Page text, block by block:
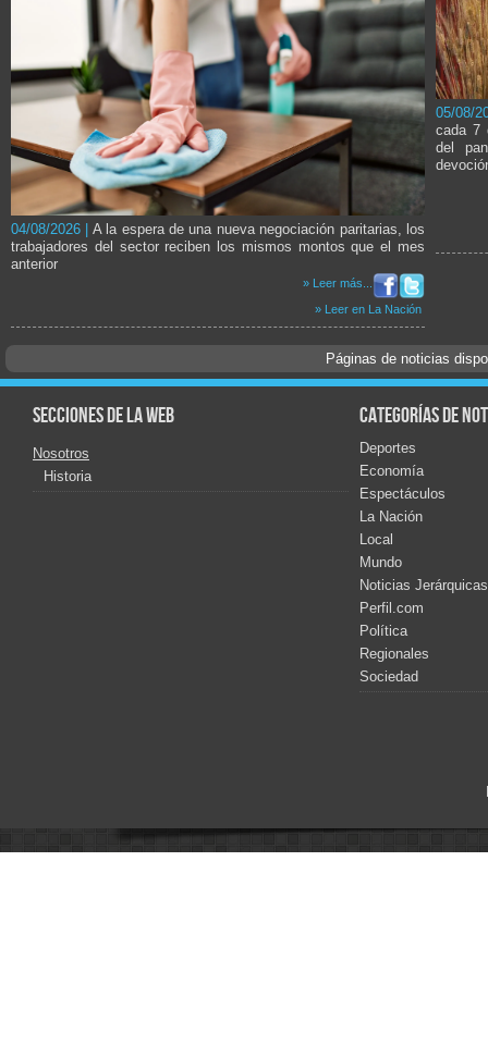
04/08/2026 | A la espera de una nueva negociación paritarias, los
trabajadores del sector reciben los mismos montos que el mes
anterior
» Leer más...
» Leer en La Nación
05/08/
cada 7
del
Páginas de noticias
Secciones de la web
Nosotros
Historia
Categorías de
Deportes
Economía
Espectáculos
La Nación
Local
Mundo
Noticias Jerárquicas
Perfil.com
Política
Regionales
Sociedad